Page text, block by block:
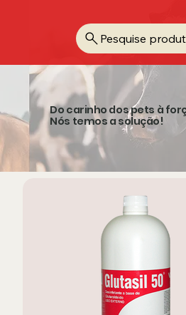
Pesquise
Do carinho dos pets à
Nós temos a solução!